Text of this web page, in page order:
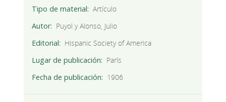
Tipo de material
Artículo
Autor
Puyol y Alonso, Julio
Editorial
Hispanic Society of America
Lugar de publicación
París
Fecha de publicación
1906